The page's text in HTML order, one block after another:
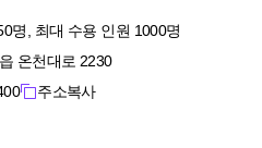
명, 최대 수용 인원 1000명
온천대로 2230
주소복사